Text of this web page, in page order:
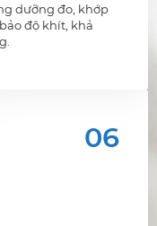
dưỡng đo, khớp
độ khít, khả
06